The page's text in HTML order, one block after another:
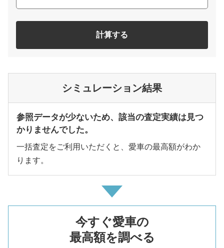
計算する
シミュレーション結果
参照データが少ないため、該当の査定実績は見つ
かりませんでした。
一括査定をご利用いただくと、愛車の最高額がわか
ります。
今すぐ愛車の
最高額を調べる